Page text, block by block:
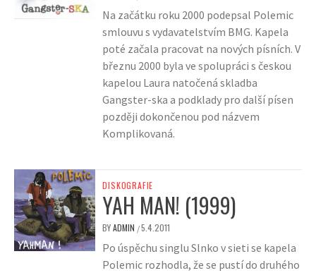
Na začátku roku 2000 podepsal Polemic
smlouvu s vydavatelstvím BMG. Kapela
poté začala pracovat na nových písních. V
březnu 2000 byla ve spolupráci s českou
kapelou Laura natočená skladba
Gangster-ska a podklady pro další písen
později dokončenou pod názvem
Komplikovaná.
DISKOGRAFIE
YAH MAN! (1999)
BYADMIN /5.4.2011
Po úspěchu singlu Slnko v sieti se kapela
Polemic rozhodla, že se pustí do druhého